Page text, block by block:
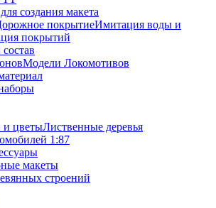
создания макета
покрытиеИмитация воды и
покрытий
Модели Локомотивов
и цветыЛиственные деревья
1:87
макеты
строений